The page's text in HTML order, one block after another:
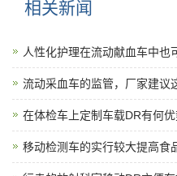
相关新闻
人性化护理在流动献血车中也
流动采血车的监管，厂家建议
在体检车上定制车载DR有何优
移动检测车的实行较大提高食